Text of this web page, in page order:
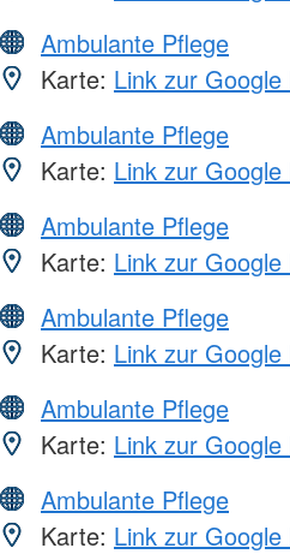
Ambulante Pflege
Karte: Link zur
Ambulante Pflege
Karte: Link zur
Ambulante Pflege
Karte: Link zur
Ambulante Pflege
Karte: Link zur
Ambulante Pflege
Karte: Link zur
Ambulante Pflege
Karte: Link zur